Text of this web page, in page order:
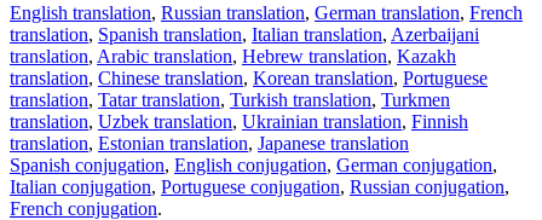
English translation, Russian translation, German translation, French
translation, Spanish translation, Italian translation, Azerbaijani
translation, Arabic translation, Hebrew translation, Kazakh
translation, Chinese translation, Korean translation, Portuguese
translation, Tatar translation, Turkish translation, Turkmen
translation, Uzbek translation, Ukrainian translation, Finnish
translation, Estonian translation, Japanese translation
Spanish conjugation, English conjugation, German conjugation,
Italian conjugation, Portuguese conjugation, Russian conjugation,
French conjugation.